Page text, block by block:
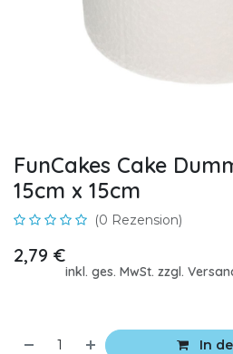
FunCakes Cake
15cm x 15cm
(0 Rezension)
2,79 €
inkl. ges. MwSt. zzgl.
In